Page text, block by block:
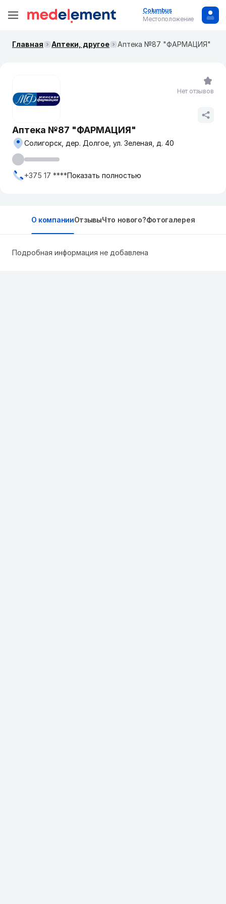
Columbus
Местоположение
Главная Аптеки, другое Аптека №87 "ФАРМАЦИЯ"
Аптека №87 "ФАРМАЦИЯ"
Солигорск, дер. Долгое, ул. Зеленая, д. 40
+375 17 ****Показать полностью
Нет отзывов
О компанииОтзывыЧто нового?Фотогалерея
Подробная информация не добавлена